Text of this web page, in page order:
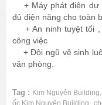
+ Máy phát điện dự
đủ điện năng cho toàn
+ An ninh tuyệt tối ,
công việc
+ Đội ngũ vệ sinh
văn phòng.
Tag : Kim Nguyên Building
ốc Kim Nguyên Building
,